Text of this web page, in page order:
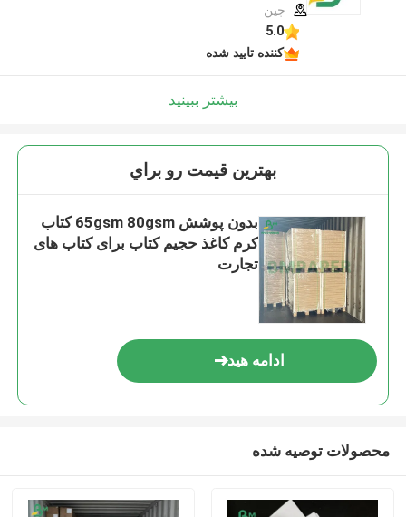
چین
5.0
کننده تایید شده
بیشتر ببینید
بهترين قيمت رو براي
بدون پوشش 65gsm 80gsm کتاب
کرم کاغذ حجیم کتاب برای کتاب های
تجارت
ادامه هید
محصولات توصیه شده